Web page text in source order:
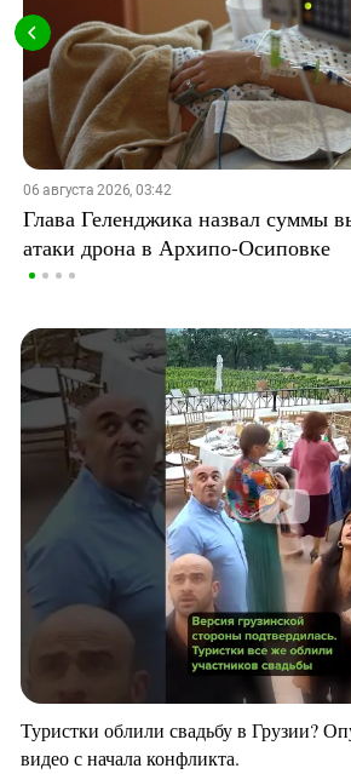
06 августа 2026, 03:42
Глава Геленджика назвал суммы
атаки дрона в Архипо-Осиповке
Туристки облили свадьбу в Грузии?
видео с начала конфликта.